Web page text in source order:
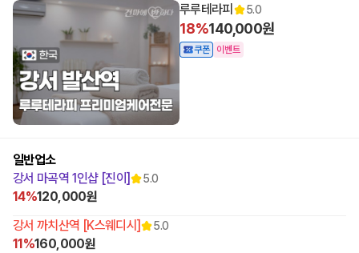
루루테라피 5.0
18%140,000원
쿠폰 이벤트
일반업소
강서 마곡역 1인샵 [진이]
5.0
14%120,000원
강서 까치산역 [K스웨디시]
5.0
11%160,000원